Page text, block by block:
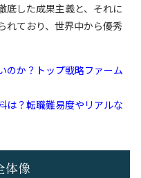
底した成果主義と、それに
れており、世界中から優秀
のか？トップ戦略ファーム
は？転職難易度やリアルな
体像